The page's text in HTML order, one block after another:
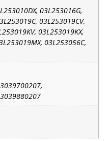
03L253016G,
03L253019CV,
03L253019KX,
03L253056C,